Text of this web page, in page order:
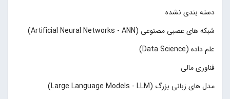
دسته بندی نشده
شبکه های عصبی مصنوعی (Artificial Neural Networks - ANN)
علم داده (Data Science)
فناوری مالی
مدل های زبانی بزرگ (Large Language Models - LLM)